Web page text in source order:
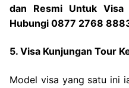
dan Resmi Untuk
Hubungi 0877 2768
5. Visa Kunjungan Tour
Model visa yang satu ini